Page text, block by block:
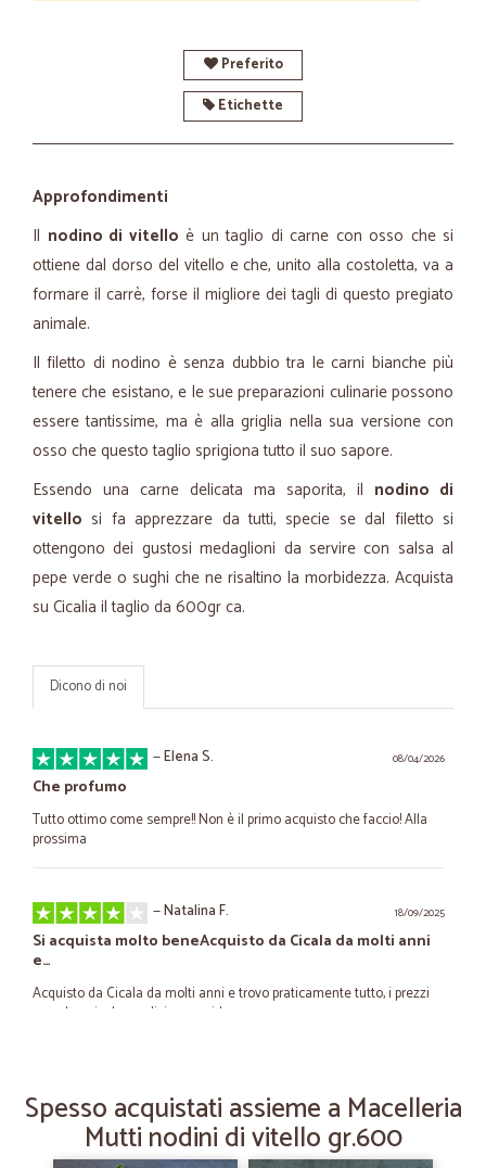
Preferito
Etichette
Approfondimenti
Il nodino di vitello è un taglio di carne con osso che si
ottiene dal dorso del vitello e che, unito alla costoletta, va a
formare il carrè, forse il migliore dei tagli di questo pregiato
animale.
Il filetto di nodino è senza dubbio tra le carni bianche più
tenere che esistano, e le sue preparazioni culinarie possono
essere tantissime, ma è alla griglia nella sua versione con
osso che questo taglio sprigiona tutto il suo sapore.
Essendo una carne delicata ma saporita, il nodino di
vitello si fa apprezzare da tutti, specie se dal filetto si
ottengono dei gustosi medaglioni da servire con salsa al
pepe verde o sughi che ne risaltino la morbidezza. Acquista
su Cicalia il taglio da 600gr ca.
Dicono di noi
08/04/2026
—Elena S.
Che profumo
Tutto ottimo come sempre!! Non è il primo acquisto che faccio! Alla
prossima
18/09/2025
—Natalina F.
Si acquista molto beneAcquisto da Cicala da molti anni
e…
Acquisto da Cicala da molti anni e trovo praticamente tutto, i prezzi
sono buoni e la spedizione rapida
Ordine veloce e consegna rapida
Ordine veloce e consegna rapida. Consigliato
Spesso acquistati assieme a Macelleria
Mutti nodini di vitello gr.600